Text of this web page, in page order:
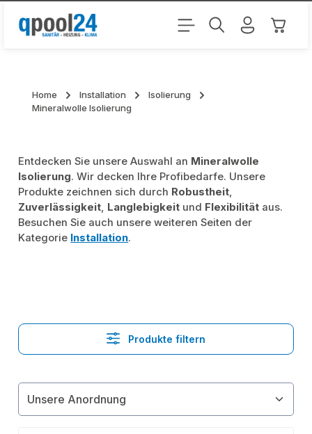
Zum Hauptinhalt springen
Home Installation
Isolierung
Mineralwolle Isolierung
Entdecken Sie unsere Auswahl an Mineralwolle
Isolierung. Wir decken Ihre Profibedarfe. Unsere
Produkte zeichnen sich durch Robustheit,
Zuverlässigkeit, Langlebigkeit und Flexibilität aus.
Besuchen Sie auch unsere weiteren Seiten der
Kategorie Installation.
Produkte filtern